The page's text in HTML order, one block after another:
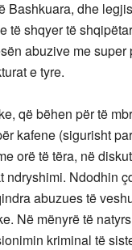
Bashkuara, dhe
të shqyer të
abuzive me
e tyre.
që bëhen për të
kafene (sigurisht
orë të tëra, në
Ndodhin
abuzues të
Në mënyrë të
kriminal të